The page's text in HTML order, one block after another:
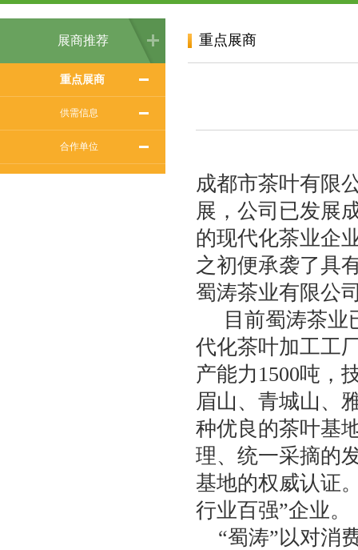
展商推荐
重点展商
供需信息
合作单位
重点展商
成都市茶叶有限
展，公司已发展
的现代化茶业企
之初便承袭了具
蜀涛茶业有限公
目前蜀涛茶业
代化茶叶加工工
产能力1500吨，
眉山、青城山、
种优良的茶叶基
理、统一采摘的
基地的权威认证
行业百强”企业。
“蜀涛”以对消